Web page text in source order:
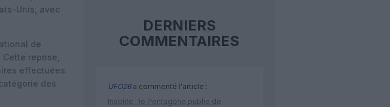
Unis, avec
de
Cette reprise,
effectuées
des
DERNIERS
COMMENTAIRES
UFO26a commenté l'article :
Insolite : le Pentagone publie de